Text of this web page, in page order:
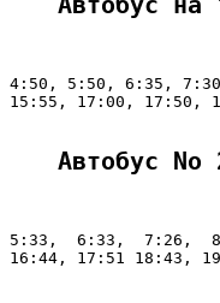
4:50, 5:50, 6:35,
15:55, 17:00, 17:50,
Автобус
5:33,  6:33,  7:26,
16:44, 17:51 18:43,